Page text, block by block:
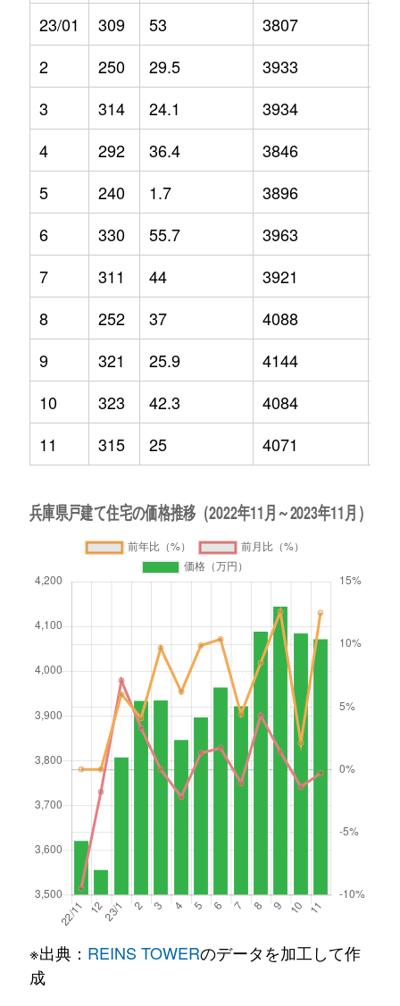
23/01
309 53 3807
2
250 29.5 3933
3
314 24.1 3934
4
292 36.4 3846
5
240 1.7 3896
6
330 55.7 3963
7
311 44 3921
8
252 37 4088
9
321 25.9 4144
10
323 42.3 4084
11
315 25 4071
※出典： REINS TOWERのデータを加工して作
成